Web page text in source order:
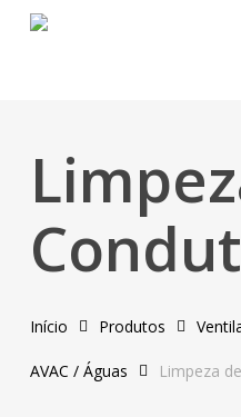
Início Produtos
AVAC / Águas Limpeza